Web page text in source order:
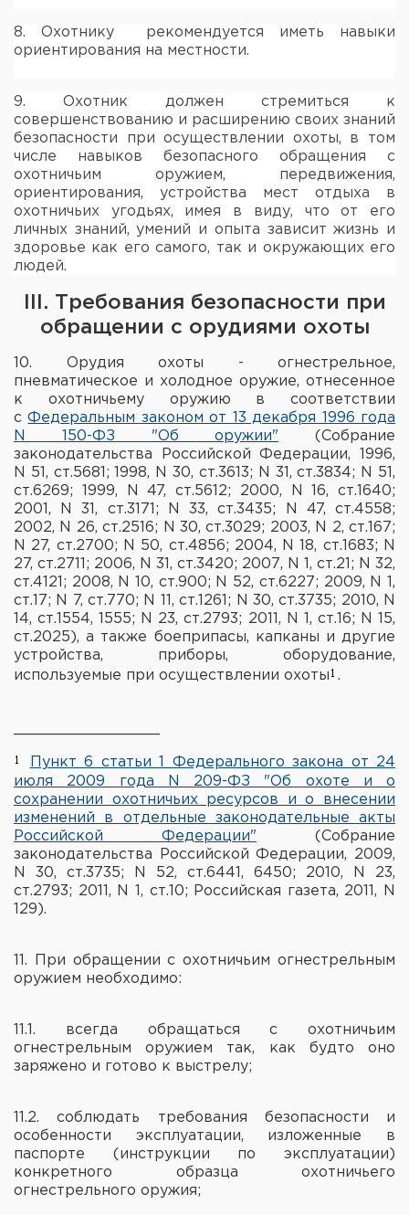
8. Охотнику рекомендуется иметь навыки
ориентирования на местности.
9. Охотник должен стремиться к
совершенствованию и расширению своих знаний
безопасности при осуществлении охоты, в том
числе навыков безопасного обращения с
охотничьим оружием, передвижения,
ориентирования, устройства мест отдыха в
охотничьих угодьях, имея в виду, что от его
личных знаний, умений и опыта зависит жизнь и
здоровье как его самого, так и окружающих его
людей.
III. Требования безопасности при
обращении с орудиями охоты
10. Орудия охоты - огнестрельное,
пневматическое и холодное оружие, отнесенное
к охотничьему оружию в соответствии
сФедеральным законом от 13 декабря 1996 года
N 150-ФЗ "Об оружии" (Собрание
законодательства Российской Федерации, 1996,
N 51, ст.5681; 1998, N 30, ст.3613; N 31, ст.3834; N 51,
ст.6269; 1999, N 47, ст.5612; 2000, N 16, ст.1640;
2001, N 31, ст.3171; N 33, ст.3435; N 47, ст.4558;
2002, N 26, ст.2516; N 30, ст.3029; 2003, N 2, ст.167;
N 27, ст.2700; N 50, ст.4856; 2004, N 18, ст.1683; N
27, ст.2711; 2006, N 31, ст.3420; 2007, N 1, ст.21; N 32,
ст.4121; 2008, N 10, ст.900; N 52, ст.6227; 2009, N 1,
ст.17; N 7, ст.770; N 11, ст.1261; N 30, ст.3735; 2010, N
14, ст.1554, 1555; N 23, ст.2793; 2011, N 1, ст.16; N 15,
ст.2025), а также боеприпасы, капканы и другие
устройства, приборы, оборудование,
используемые при осуществлении охоты
.
Пункт 6 статьи 1 Федерального закона от 24
июля 2009 года N 209-ФЗ "Об охоте и о
сохранении охотничьих ресурсов и о внесении
изменений в отдельные законодательные акты
Российской Федерации" (Собрание
законодательства Российской Федерации, 2009,
N 30, ст.3735; N 52, ст.6441, 6450; 2010, N 23,
ст.2793; 2011, N 1, ст.10; Российская газета, 2011, N
129).
11. При обращении с охотничьим огнестрельным
оружием необходимо:
11.1. всегда обращаться с охотничьим
огнестрельным оружием так, как будто оно
заряжено и готово к выстрелу;
11.2. соблюдать требования безопасности и
особенности эксплуатации, изложенные в
паспорте (инструкции по эксплуатации)
конкретного образца охотничьего
огнестрельного оружия;